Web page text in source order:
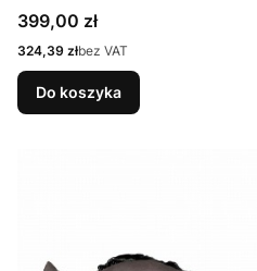
Cena
399,00 zł
Cena
324,39 złbez VAT
Do koszyka